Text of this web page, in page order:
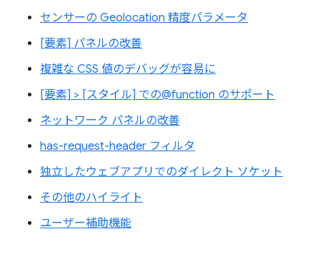
センサーの Geolocation 精度パラメータ
[要素] パネルの改善
複雑な CSS 値のデバッグが容易に
[要素] > [スタイル] での@function のサポート
ネットワーク パネルの改善
has-request-header フィルタ
独立したウェブアプリでのダイレクト ソケット
その他のハイライト
ユーザー補助機能